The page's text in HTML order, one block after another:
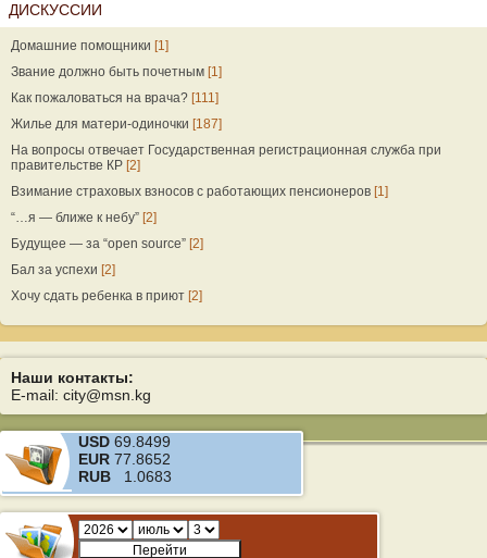
ДИСКУССИИ
Домашние помощники [1]
Звание должно быть почетным [1]
Как пожаловаться на врача? [111]
Жилье для матери-одиночки [187]
На вопросы отвечает Государственная регистрационная служба при
правительстве КР [2]
Взимание страховых взносов с работающих пенсионеров [1]
“…я — ближе к небу” [2]
Будущее — за “open source” [2]
Бал за успехи [2]
Хочу сдать ребенка в приют [2]
Наши контакты:
E-mail: city@msn.kg
USD 69.8499
EUR 77.8652
RUB 1.0683